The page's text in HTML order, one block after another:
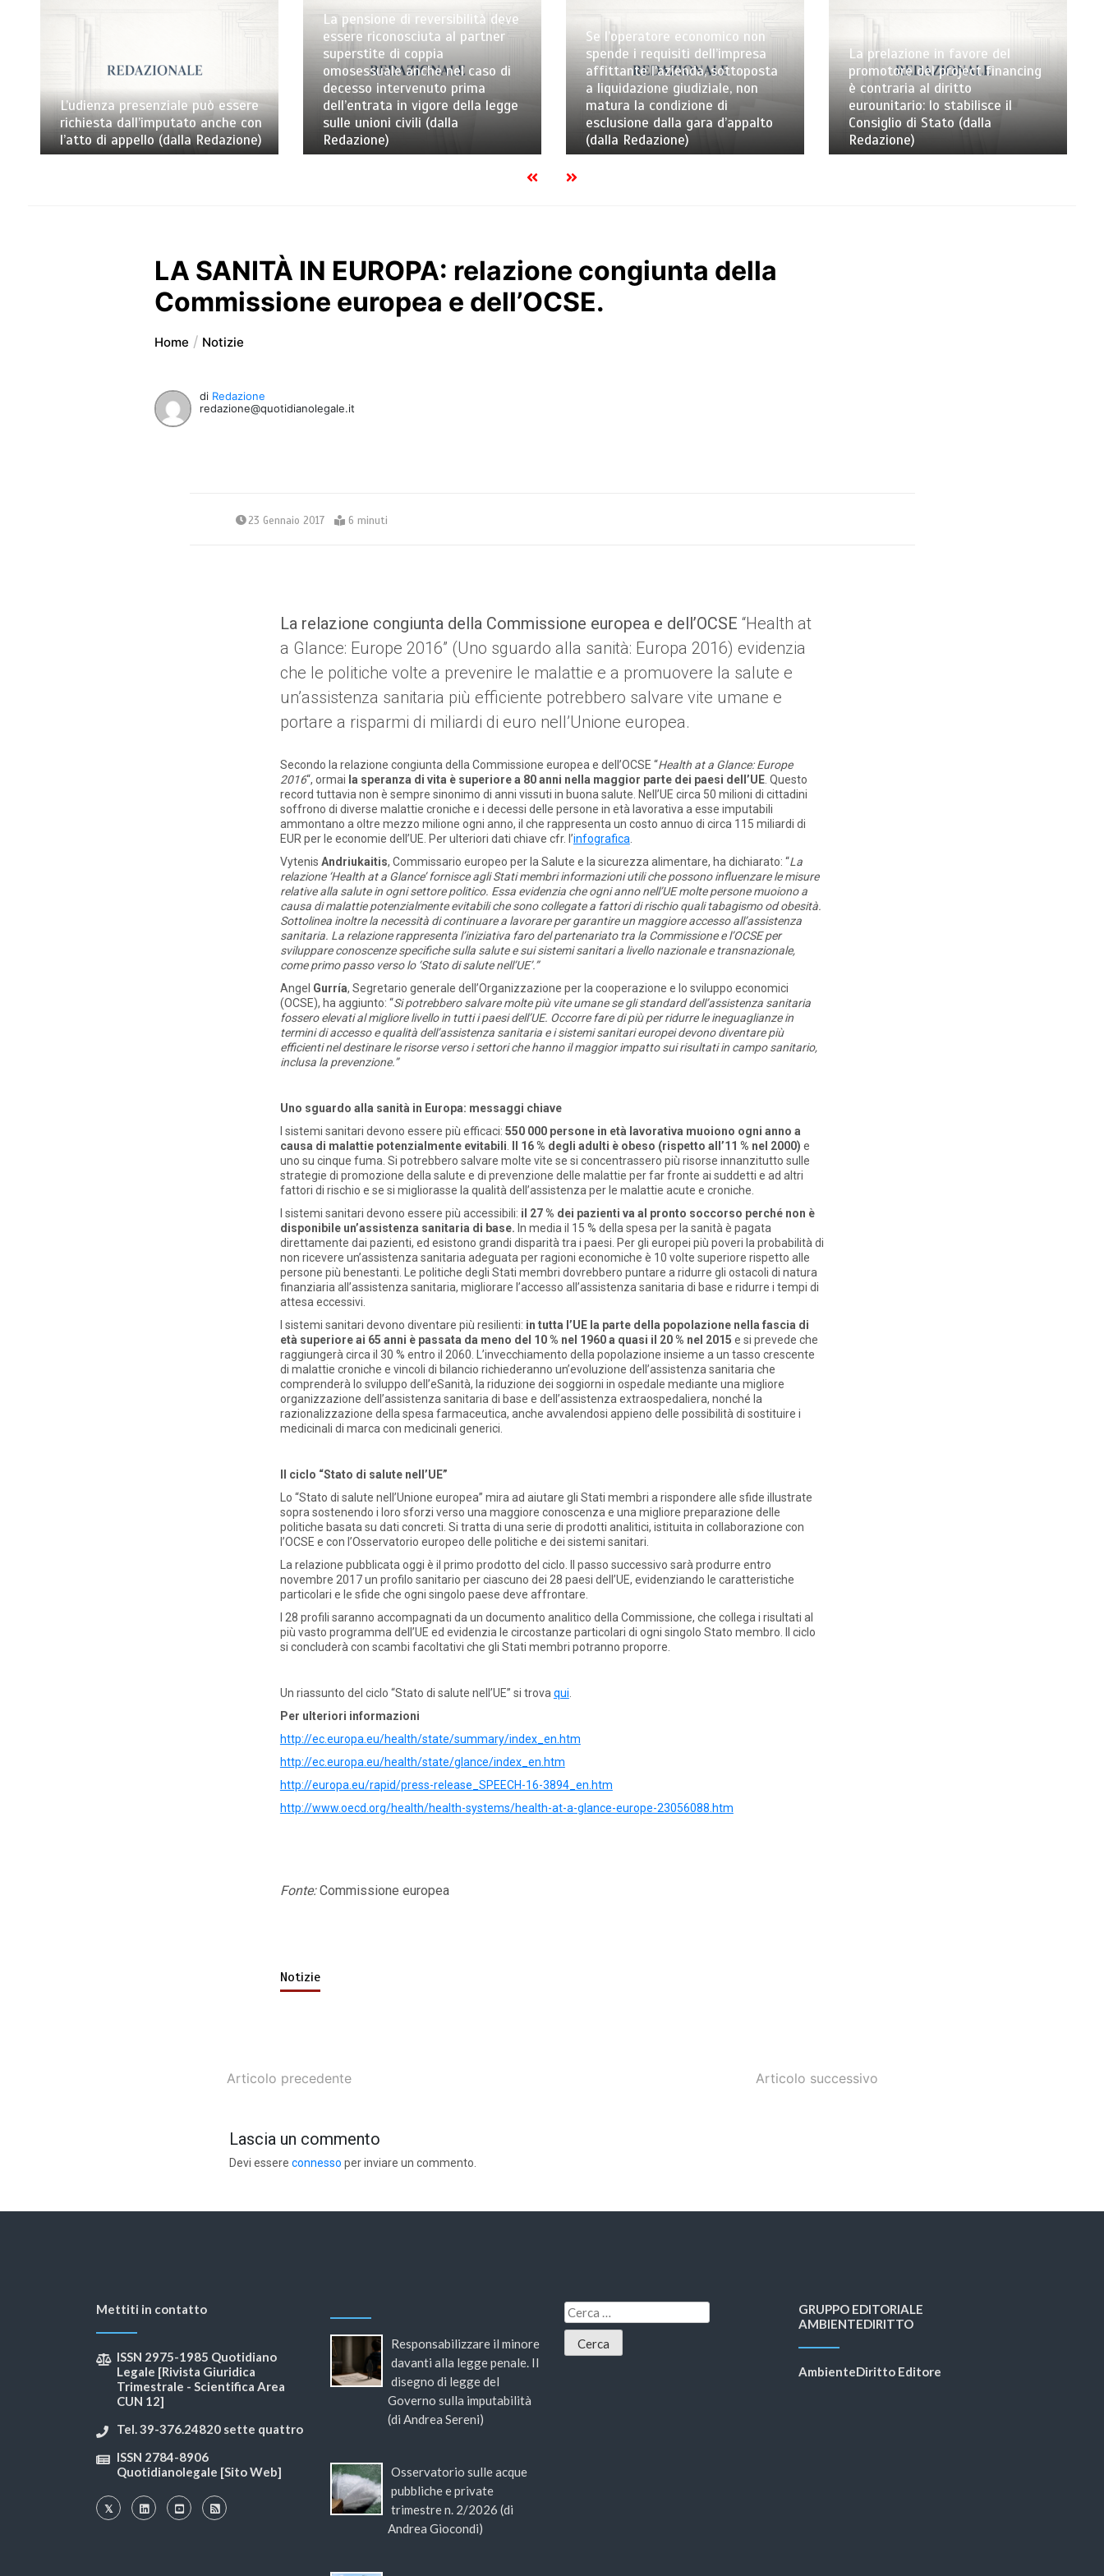
L’udienza presenziale può essere
richiesta dall’imputato anche con
l’atto di appello (dalla Redazione)
La pensione di reversibilità deve
essere riconosciuta al partner
superstite di coppia
omosessuale anche nel caso di
decesso intervenuto prima
dell’entrata in vigore della legge
sulle unioni civili (dalla
Redazione)
Se l’operatore economico non
spende i requisiti dell’impresa
affittante l’azienda, sottoposta
a liquidazione giudiziale, non
matura la condizione di
esclusione dalla gara d’appalto
(dalla Redazione)
La prelazione in favore del
promotore del project financing
è contraria al diritto
eurounitario: lo stabilisce il
Consiglio di Stato (dalla
Redazione)
LA SANITÀ IN EUROPA: relazione congiunta della
Commissione europea e dell’OCSE.
Home Notizie
di Redazione
redazione@quotidianolegale.it
23 Gennaio 2017 6 minuti
La relazione congiunta della Commissione europea e dell’OCSE “Health at
a Glance: Europe 2016” (Uno sguardo alla sanità: Europa 2016) evidenzia
che le politiche volte a prevenire le malattie e a promuovere la salute e
un’assistenza sanitaria più efficiente potrebbero salvare vite umane e
portare a risparmi di miliardi di euro nell’Unione europea.
Secondo la relazione congiunta della Commissione europea e dell’OCSE “Health at a Glance: Europe
2016“, ormai la speranza di vita è superiore a 80 anni nella maggior parte dei paesi dell’UE. Questo
record tuttavia non è sempre sinonimo di anni vissuti in buona salute. Nell’UE circa 50 milioni di cittadini
soffrono di diverse malattie croniche e i decessi delle persone in età lavorativa a esse imputabili
ammontano a oltre mezzo milione ogni anno, il che rappresenta un costo annuo di circa 115 miliardi di
EUR per le economie dell’UE. Per ulteriori dati chiave cfr. l’infografica.
Vytenis Andriukaitis, Commissario europeo per la Salute e la sicurezza alimentare, ha dichiarato: “La
relazione ‘Health at a Glance’ fornisce agli Stati membri informazioni utili che possono influenzare le misure
relative alla salute in ogni settore politico. Essa evidenzia che ogni anno nell’UE molte persone muoiono a
causa di malattie potenzialmente evitabili che sono collegate a fattori di rischio quali tabagismo od obesità.
Sottolinea inoltre la necessità di continuare a lavorare per garantire un maggiore accesso all’assistenza
sanitaria. La relazione rappresenta l’iniziativa faro del partenariato tra la Commissione e l’OCSE per
sviluppare conoscenze specifiche sulla salute e sui sistemi sanitari a livello nazionale e transnazionale,
come primo passo verso lo ‘Stato di salute nell’UE’.”
Angel Gurría, Segretario generale dell’Organizzazione per la cooperazione e lo sviluppo economici
(OCSE), ha aggiunto: “Si potrebbero salvare molte più vite umane se gli standard dell’assistenza sanitaria
fossero elevati al migliore livello in tutti i paesi dell’UE. Occorre fare di più per ridurre le ineguaglianze in
termini di accesso e qualità dell’assistenza sanitaria e i sistemi sanitari europei devono diventare più
efficienti nel destinare le risorse verso i settori che hanno il maggior impatto sui risultati in campo sanitario,
inclusa la prevenzione.”
Uno sguardo alla sanità in Europa: messaggi chiave
I sistemi sanitari devono essere più efficaci: 550 000 persone in età lavorativa muoiono ogni anno a
causa di malattie potenzialmente evitabili. Il 16 % degli adulti è obeso (rispetto all’11 % nel 2000) e
uno su cinque fuma. Si potrebbero salvare molte vite se si concentrassero più risorse innanzitutto sulle
strategie di promozione della salute e di prevenzione delle malattie per far fronte ai suddetti e ad altri
fattori di rischio e se si migliorasse la qualità dell’assistenza per le malattie acute e croniche.
I sistemi sanitari devono essere più accessibili: il 27 % dei pazienti va al pronto soccorso perché non è
disponibile un’assistenza sanitaria di base. In media il 15 % della spesa per la sanità è pagata
direttamente dai pazienti, ed esistono grandi disparità tra i paesi. Per gli europei più poveri la probabilità di
non ricevere un’assistenza sanitaria adeguata per ragioni economiche è 10 volte superiore rispetto alle
persone più benestanti. Le politiche degli Stati membri dovrebbero puntare a ridurre gli ostacoli di natura
finanziaria all’assistenza sanitaria, migliorare l’accesso all’assistenza sanitaria di base e ridurre i tempi di
attesa eccessivi.
I sistemi sanitari devono diventare più resilienti: in tutta l’UE la parte della popolazione nella fascia di
età superiore ai 65 anni è passata da meno del 10 % nel 1960 a quasi il 20 % nel 2015 e si prevede che
raggiungerà circa il 30 % entro il 2060. L’invecchiamento della popolazione insieme a un tasso crescente
di malattie croniche e vincoli di bilancio richiederanno un’evoluzione dell’assistenza sanitaria che
comprenderà lo sviluppo dell’eSanità, la riduzione dei soggiorni in ospedale mediante una migliore
organizzazione dell’assistenza sanitaria di base e dell’assistenza extraospedaliera, nonché la
razionalizzazione della spesa farmaceutica, anche avvalendosi appieno delle possibilità di sostituire i
medicinali di marca con medicinali generici.
Il ciclo “Stato di salute nell’UE”
Lo “Stato di salute nell’Unione europea” mira ad aiutare gli Stati membri a rispondere alle sfide illustrate
sopra sostenendo i loro sforzi verso una maggiore conoscenza e una migliore preparazione delle
politiche basata su dati concreti. Si tratta di una serie di prodotti analitici, istituita in collaborazione con
l’OCSE e con l’Osservatorio europeo delle politiche e dei sistemi sanitari.
La relazione pubblicata oggi è il primo prodotto del ciclo. Il passo successivo sarà produrre entro
novembre 2017 un profilo sanitario per ciascuno dei 28 paesi dell’UE, evidenziando le caratteristiche
particolari e le sfide che ogni singolo paese deve affrontare.
I 28 profili saranno accompagnati da un documento analitico della Commissione, che collega i risultati al
più vasto programma dell’UE ed evidenzia le circostanze particolari di ogni singolo Stato membro. Il ciclo
si concluderà con scambi facoltativi che gli Stati membri potranno proporre.
Un riassunto del ciclo “Stato di salute nell’UE” si trovaqui.
Per ulteriori informazioni
http://ec.europa.eu/health/state/summary/index_en.htm
http://ec.europa.eu/health/state/glance/index_en.htm
http://europa.eu/rapid/press-release_SPEECH-16-3894_en.htm
http://www.oecd.org/health/health-systems/health-at-a-glance-europe-23056088.htm
Fonte:Commissione europea
Notizie
Articolo precedente Articolo successivo
Lascia un commento
Devi essere connesso per inviare un commento.
Mettiti in contatto
ISSN 2975-1985 Quotidiano
Legale [Rivista Giuridica
Trimestrale - Scientifica Area
CUN 12]
Tel. 39-376.24820 sette quattro
ISSN 2784-8906
Quotidianolegale [Sito Web]
Responsabilizzare il minore
davanti alla legge penale. Il
disegno di legge del
Governo sulla imputabilità
(di Andrea Sereni)
Osservatorio sulle acque
pubbliche e private
trimestre n. 2/2026 (di
Andrea Giocondi)
GRUPPO EDITORIALE
AMBIENTEDIRITTO
AmbienteDiritto Editore